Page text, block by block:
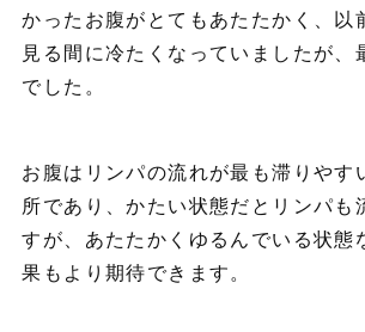
かったお腹がとてもあたたかく、以
見る間に冷たくなっていましたが、
でした。
お腹はリンパの流れが最も滞りやす
所であり、かたい状態だとリンパも
すが、あたたかくゆるんでいる状態
果もより期待できます。